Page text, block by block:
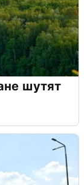
шутят